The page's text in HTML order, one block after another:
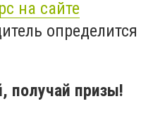
на сайте
определится
получай призы!